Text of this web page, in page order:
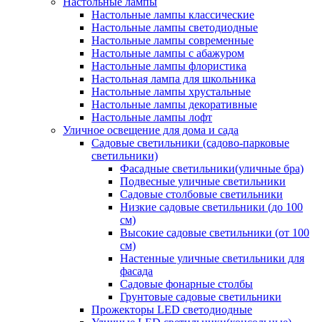
Настольные лампы классические
Настольные лампы светодиодные
Настольные лампы современные
Настольные лампы с абажуром
Настольные лампы флористика
Настольная лампа для школьника
Настольные лампы хрустальные
Настольные лампы декоративные
Настольные лампы лофт
Уличное освещение для дома и сада
Садовые светильники (садово-парковые
светильники)
Фасадные светильники(уличные бра)
Подвесные уличные светильники
Садовые столбовые светильники
Низкие садовые светильники (до 100
см)
Высокие садовые светильники (от 100
см)
Настенные уличные светильники для
фасада
Садовые фонарные столбы
Грунтовые садовые светильники
Прожекторы LED светодиодные